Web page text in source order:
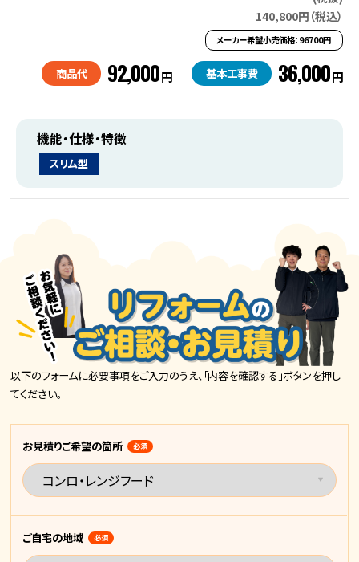
140,800円（税込）
メーカー希望小売価格：96700円
商品代 92,000円 基本工事費 36,000円
機能・仕様・特徴
スリム型
以下のフォームに必要事項をご入力のうえ、「内容を確認する」ボタンを押し
てください。
お見積りご希望の箇所 必須
ご自宅の地域 必須